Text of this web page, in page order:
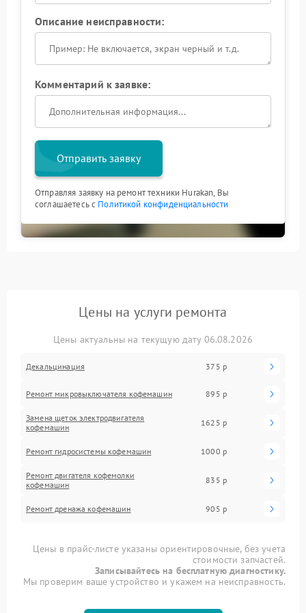
Описание неисправности:
Комментарий к заявке:
Отправить заявку
Отправляя заявку на ремонт техники Hurakan, Вы
соглашаетесь с Политикой конфиденциальности
Цены на услуги ремонта
Цены актуальны на текущую дату 06.08.2026
Декальцинация 375 р
Ремонт микровыключателя кофемашин 895 р
Замена щеток электродвигателя
кофемашин
1625 р
Ремонт гидросистемы кофемашин 1000 р
Ремонт двигателя кофемолки
кофемашин
835 р
Ремонт дренажа кофемашин 905 р
Цены в прайс-листе указаны ориентировочные, без учета
стоимости запчастей.
Записывайтесь на бесплатную диагностику.
Мы проверим ваше устройство и укажем на неисправность.